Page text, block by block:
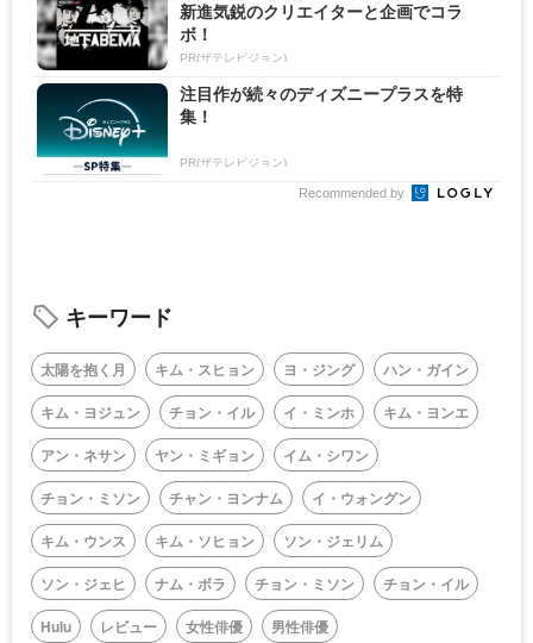
新進気鋭のクリエイターと企画でコラ
ボ！
PR(ザテレビジョン)
注目作が続々のディズニープラスを特
集！
PR(ザテレビジョン)
Recommended by
キーワード
太陽を抱く月 キム・スヒョン ヨ・ジング
ハン・ガイン
キム・ヨジュン
チョン・イル イ・ミンホ
キム・ヨンエ
アン・ネサン
ヤン・ミギョン
イム・シワン
チョン・ミソン
チャン・ヨンナム
イ・ウォングン
キム・ウンス
キム・ソヒョン
ソン・ジェリム
ソン・ジェヒ
ナム・ボラ チョン・ミソン
チョン・イル
Hulu
レビュー 女性俳優 男性俳優